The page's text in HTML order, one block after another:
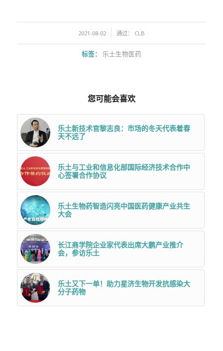
2021-08-02
/ 通过： CLB
标签： 乐土生物医药
您可能会喜欢
乐土新技术官黎志良：市场的冬天代表着春
天不远了
乐土与工业和信息化部国际经济技术合作中
心签署合作协议
乐土生物药智造闪亮中国医药健康产业共生
大会
长江商学院企业家代表出席大鹏产业推介
会，参访乐土
乐土又下一单！助力星济生物开发抗感染大
分子药物